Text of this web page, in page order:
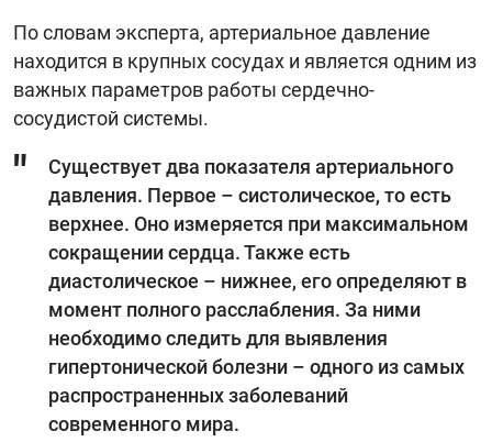
По словам эксперта, артериальное давление
находится в крупных сосудах и является одним из
важных параметров работы сердечно-
сосудистой системы.
Существует два показателя артериального
давления. Первое – систолическое, то есть
верхнее. Оно измеряется при максимальном
сокращении сердца. Также есть
диастолическое – нижнее, его определяют в
момент полного расслабления. За ними
необходимо следить для выявления
гипертонической болезни – одного из самых
распространенных заболеваний
современного мира.